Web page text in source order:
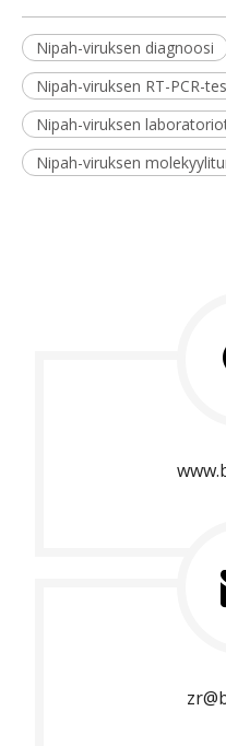
Nipah-viruksen diagnoosi
Nipah-viruksen RT-PCR-
Nipah-viruksen
Nipah-viruksen